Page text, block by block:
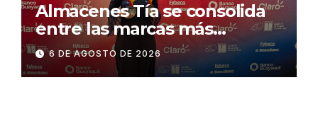
Almacenes Tía se consolida
entre las marcas más
influyentes del Ecuador
6 DE AGOSTO DE 2026